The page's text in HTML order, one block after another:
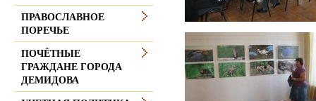
ПРАВОСЛАВНОЕ
ПОРЕЧЬЕ
ПОЧЁТНЫЕ
ГРАЖДАНЕ ГОРОДА
ДЕМИДОВА